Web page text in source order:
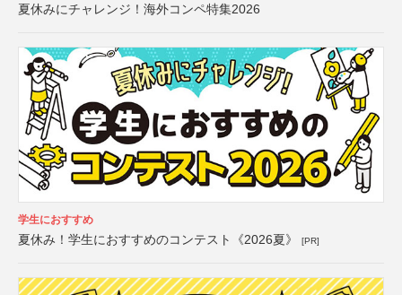
夏休みにチャレンジ！海外コンペ特集2026
学生におすすめ
夏休み！学生におすすめのコンテスト《2026夏》 [PR]